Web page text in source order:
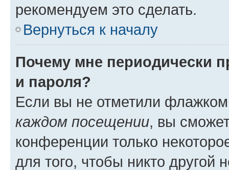
рекомендуем это сделать.
Вернуться к началу
Почему мне периодически
и пароля?
Если вы не отметили
каждом посещении, вы
конференции только
для того, чтобы никто другой